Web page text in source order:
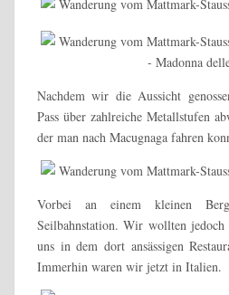
Nachdem wir die Aussicht
Pass über zahlreiche Metallstufen
der man nach Macugnaga fahren
Vorbei an einem kleinen
Seilbahnstation. Wir wollten
uns in dem dort ansässigen
Immerhin waren wir jetzt in Italien.